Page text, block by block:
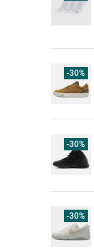
-30%
-30%
-30%